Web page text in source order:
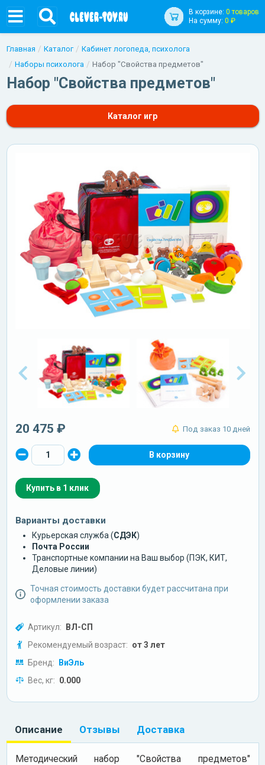
В корзине: 0 товаров
На сумму: 0 ₽
Главная Каталог
Кабинет логопеда, психолога
Наборы психолога
Набор "Свойства предметов"
Набор "Свойства предметов"
Каталог игр
20 475 ₽ Под заказ 10 дней
Купить в 1 клик
Варианты доставки
Курьерская служба (СДЭК)
Почта России
Транспортные компании на Ваш выбор (ПЭК, КИТ,
Деловые линии)
Точная стоимость доставки будет рассчитана при
оформлении заказа
Артикул: ВЛ-СП
Рекомендуемый возраст: от 3 лет
Бренд: ВиЭль
Вес, кг: 0.000
Описание Отзывы Доставка
Методический набор "Свойства предметов"